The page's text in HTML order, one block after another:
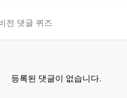
전 댓글 퀴즈
등록된 댓글이 없습니다.